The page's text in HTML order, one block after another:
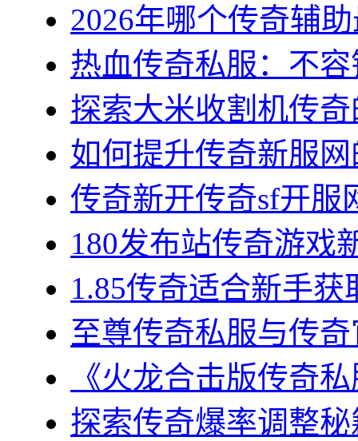
2026年哪个传奇辅
热血传奇私服：不
探索大米收割机传
如何提升传奇新服
传奇新开传奇sf开服
180发布站传奇游戏
1.85传奇适合新手
至尊传奇私服与传
《火龙合击版传奇
探索传奇爆率调整